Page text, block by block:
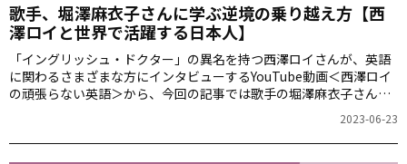
歌手、堀澤麻衣子さんに学ぶ逆境の乗り越え方【西
澤ロイと世界で活躍する日本人】
「イングリッシュ・ドクター」の異名を持つ西澤ロイさんが、英語
に関わるさまざまな方にインタビューするYouTube動画＜西澤ロイ
の頑張らない英語＞から、今回の記事では歌手の堀澤麻衣子さんを
2023-06-23